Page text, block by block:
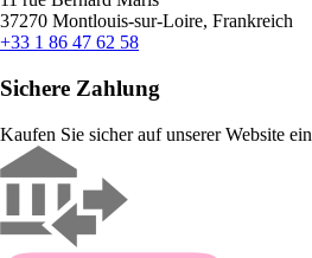
37270 Montlouis-sur-Loire, Frankreich
+33 1 86 47 62 58
Sichere Zahlung
Kaufen Sie sicher auf unserer Website ein